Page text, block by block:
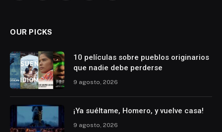
OUR PICKS
10 películas sobre pueblos originarios
que nadie debe perderse
9 agosto, 2026
¡Ya suéltame, Homero, y vuelve casa!
9 agosto, 2026